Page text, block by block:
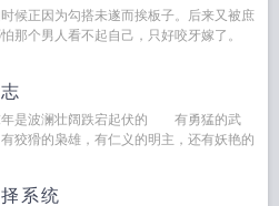
候正因为勾搭未遂而挨板子。后来又被庶
那个男人看不起自己，只好咬牙嫁了。
年是波澜壮阔跌宕起伏的 有勇猛的武
狡猾的枭雄，有仁义的明主，还有妖艳的
系统